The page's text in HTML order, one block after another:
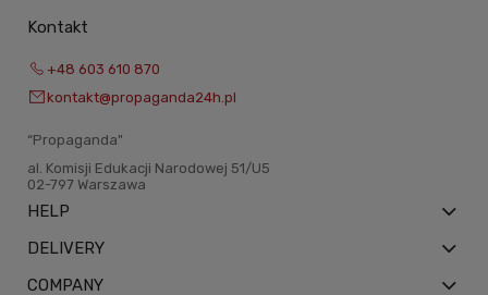
Kontakt
+48 603 610 870
kontakt@propaganda24h.pl
“Propaganda"
al. Komisji Edukacji Narodowej 51/U5
02-797 Warszawa
HELP
DELIVERY
COMPANY